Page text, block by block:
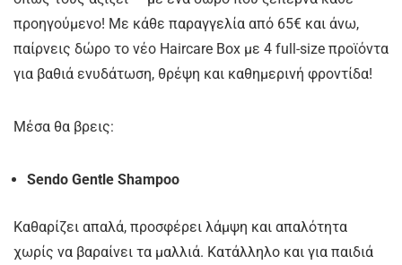
προηγούμενο! Με κάθε παραγγελία από 65€ και άνω,
παίρνεις δώρο το νέο Haircare Box με 4 full-size προϊόντα
για βαθιά ενυδάτωση, θρέψη και καθημερινή φροντίδα!
Μέσα θα βρεις:
Sendo Gentle Shampoo
Καθαρίζει απαλά, προσφέρει λάμψη και απαλότητα
χωρίς να βαραίνει τα μαλλιά. Κατάλληλο και για παιδιά